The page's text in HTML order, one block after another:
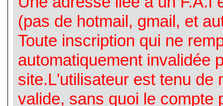
(pas de hotmail, gmail, et
Toute inscription qui ne
automatiquement invalidée
site.L'utilisateur est tenu de
valide, sans quoi le compte